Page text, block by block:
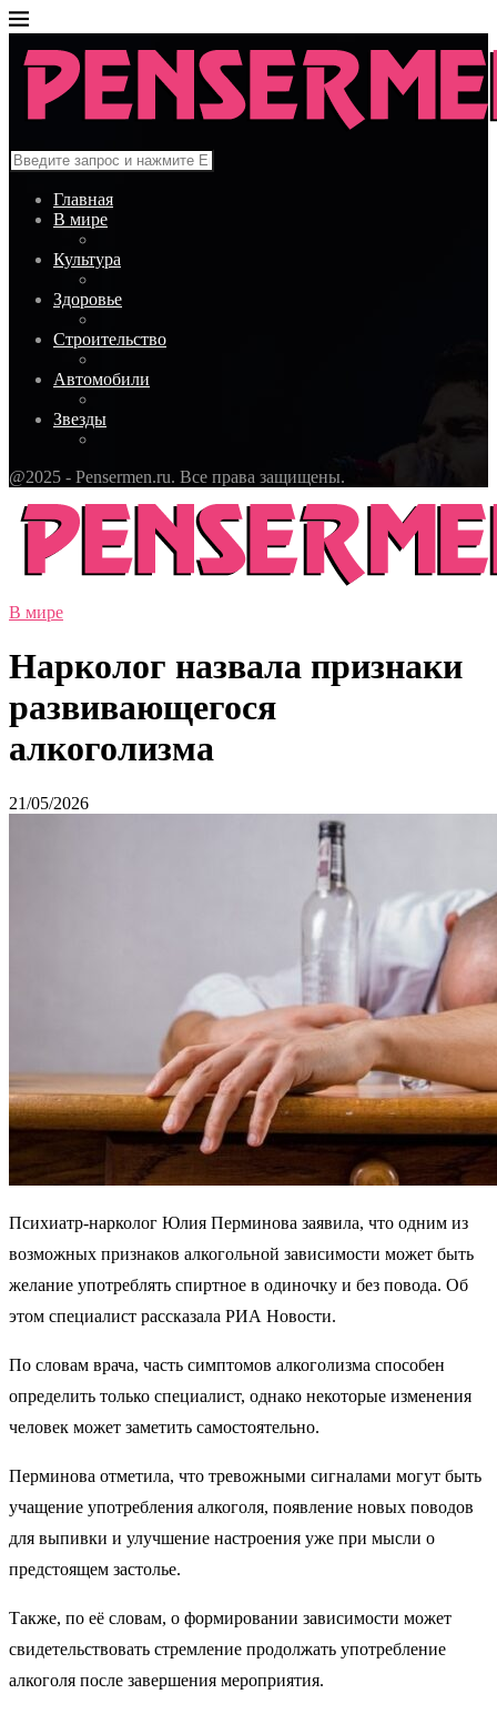
Главная
В мире
Культура
Здоровье
Строительство
Автомобили
Звезды
@2025 - Pensermen.ru. Все права защищены.
В мире
Нарколог назвала признаки
развивающегося
алкоголизма
21/05/2026
Психиатр-нарколог Юлия Перминова заявила, что одним из
возможных признаков алкогольной зависимости может быть
желание употреблять спиртное в одиночку и без повода. Об
этом специалист рассказала РИА Новости.
По словам врача, часть симптомов алкоголизма способен
определить только специалист, однако некоторые изменения
человек может заметить самостоятельно.
Перминова отметила, что тревожными сигналами могут быть
учащение употребления алкоголя, появление новых поводов
для выпивки и улучшение настроения уже при мысли о
предстоящем застолье.
Также, по её словам, о формировании зависимости может
свидетельствовать стремление продолжать употребление
алкоголя после завершения мероприятия.